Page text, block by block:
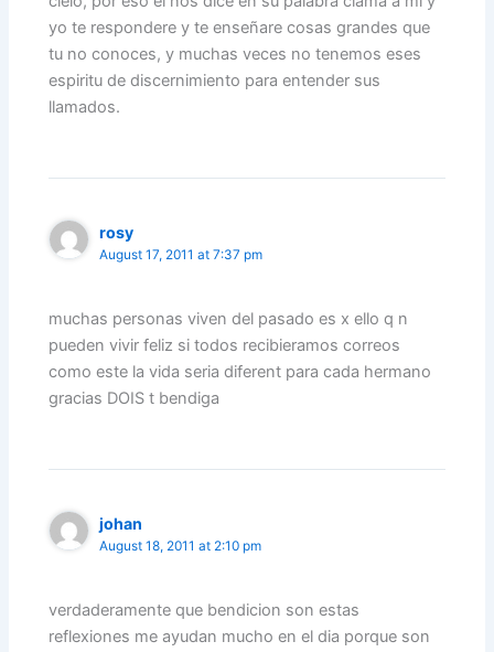
yo te respondere y te enseñare cosas grandes que
tu no conoces, y muchas veces no tenemos eses
espiritu de discernimiento para entender sus
llamados.
rosy
August 17, 2011 at 7:37 pm
muchas personas viven del pasado es x ello q n
pueden vivir feliz si todos recibieramos correos
como este la vida seria diferent para cada hermano
gracias DOIS t bendiga
johan
August 18, 2011 at 2:10 pm
verdaderamente que bendicion son estas
reflexiones me ayudan mucho en el dia porque son